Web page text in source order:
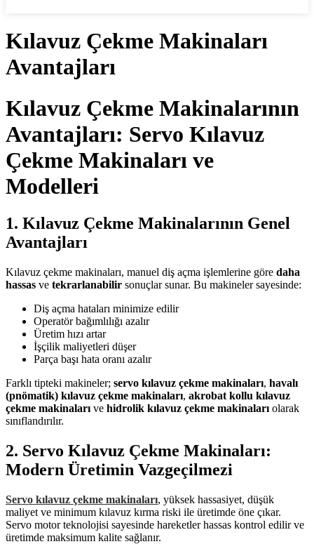
Kılavuz Çekme Makinaları
Avantajları
Kılavuz Çekme Makinalarının
Avantajları: Servo Kılavuz
Çekme Makinaları ve
Modelleri
1. Kılavuz Çekme Makinalarının Genel
Avantajları
Kılavuz çekme makinaları, manuel diş açma işlemlerine göre daha
hassas ve tekrarlanabilir sonuçlar sunar. Bu makineler sayesinde:
Diş açma hataları minimize edilir
Operatör bağımlılığı azalır
Üretim hızı artar
İşçilik maliyetleri düşer
Parça başı hata oranı azalır
Farklı tipteki makineler; servo kılavuz çekme makinaları, havalı
(pnömatik) kılavuz çekme makinaları, akrobat kollu kılavuz
çekme makinaları ve hidrolik kılavuz çekme makinaları olarak
sınıflandırılır.
2. Servo Kılavuz Çekme Makinaları:
Modern Üretimin Vazgeçilmezi
Servo kılavuz çekme makinaları, yüksek hassasiyet, düşük
maliyet ve minimum kılavuz kırma riski ile üretimde öne çıkar.
Servo motor teknolojisi sayesinde hareketler hassas kontrol edilir ve
üretimde maksimum kalite sağlanır.